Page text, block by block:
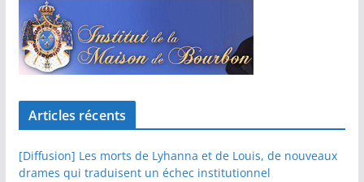
Articles récents
[Diffusion] Les morts de Lyhanna et de Louis, de nouveaux
drames qui traduisent un échec institutionnel